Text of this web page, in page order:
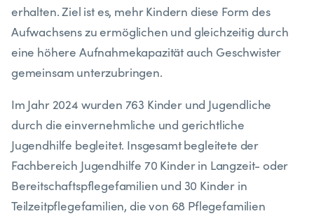
erhalten. Ziel ist es, mehr Kindern diese Form des
Aufwachsens zu ermöglichen und gleichzeitig durch
eine höhere Aufnahmekapazität auch Geschwister
gemeinsam unterzubringen.
Im Jahr 2024 wurden 763 Kinder und Jugendliche
durch die einvernehmliche und gerichtliche
Jugendhilfe begleitet. Insgesamt begleitete der
Fachbereich Jugendhilfe 70 Kinder in Langzeit- oder
Bereitschaftspflegefamilien und 30 Kinder in
Teilzeitpflegefamilien, die von 68 Pflegefamilien